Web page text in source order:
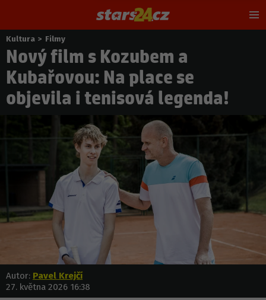
Nacházíte
se
zde:
Kultura > Filmy
Nový film s Kozubem a
Kubařovou: Na place se
objevila i tenisová legenda!
Autor: Pavel Krejčí
27. května 2026 16:38